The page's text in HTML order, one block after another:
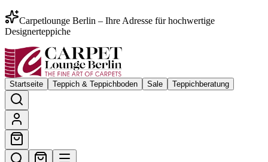
Carpetlounge Berlin – Ihre Adresse für hochwertige
Designerteppiche
Startseite Teppich & Teppichboden Sale Teppichberatung